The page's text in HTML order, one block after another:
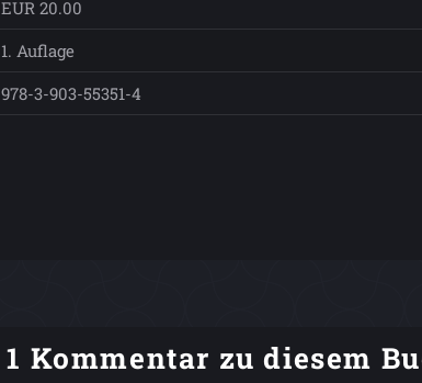
EUR 20.00
1. Auflage
978-3-903-55351-4
1 Kommentar zu diesem